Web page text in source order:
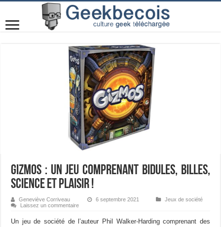
Gizmos : un jeu comprenant bidules, billes,
science et plaisir !
Geneviève Corriveau 6 septembre 2021
Jeux de société
Laissez un commentaire
Un jeu de société de l’auteur Phil Walker-Harding comprenant des